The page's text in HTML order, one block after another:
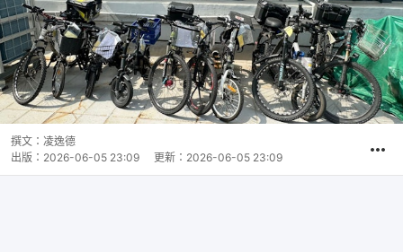
撰文： 凌逸德
出版： 2026-06-05 23:09 更新： 2026-06-05 23:09